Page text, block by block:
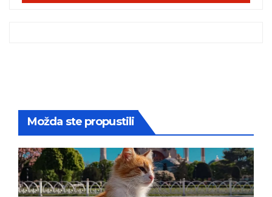
Možda ste propustili